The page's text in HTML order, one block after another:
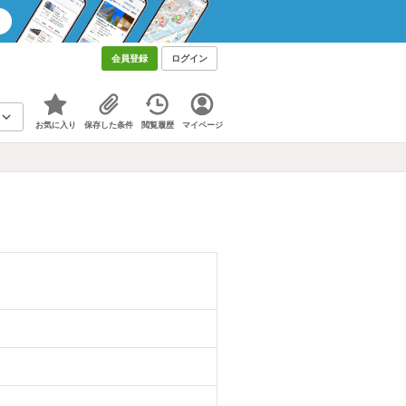
会員登録 ログイン
お気に入り 保存した条件 閲覧履歴 マイページ